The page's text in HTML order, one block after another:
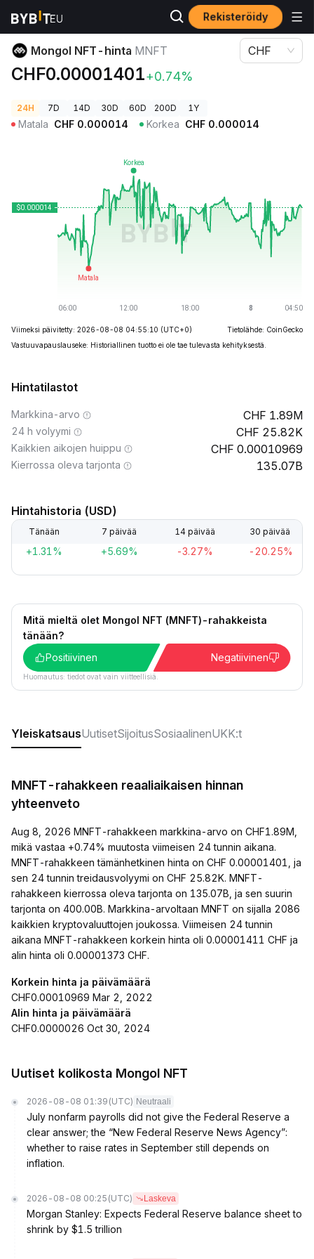
Rekisteröidy
Kryptohinnat Mongol NFT-hinta MNFT
Mongol NFT-hinta MNFT
CHF0.00001401+0.74%
CHF
24H 7D 14D 30D 60D 200D 1Y
Matala CHF 0.000014 Korkea CHF 0.000014
Viimeksi päivitetty: 2026-08-08 04:55:10 (UTC+0)
Tietolähde: CoinGecko
Vastuuvapauslauseke: Historiallinen tuotto ei ole tae tulevasta kehityksestä.
Hintatilastot
Markkina-arvo 1.89M
24 h volyymi 25.82K
Kaikkien aikojen huippu 0.00010969
Kierrossa oleva tarjonta 135.07B
Hintahistoria (USD)
Tänään 7 päivää 14 päivää 30 päivää
+1.31% +5.69% -3.27% -20.25%
Mitä mieltä olet Mongol NFT (MNFT)-rahakkeista
tänään?
Positiivinen
Negatiivinen
Huomautus: tiedot ovat vain viitteellisiä.
YleiskatsausUutisetSijoitusSosiaalinenUKK:t
MNFT-rahakkeen reaaliaikaisen hinnan
yhteenveto
Aug 8, 2026 MNFT-rahakkeen markkina-arvo on CHF1.89M,
mikä vastaa +0.74% muutosta viimeisen 24 tunnin aikana.
MNFT-rahakkeen tämänhetkinen hinta on CHF 0.00001401, ja
sen 24 tunnin treidausvolyymi on CHF 25.82K. MNFT-
rahakkeen kierrossa oleva tarjonta on 135.07B, ja sen suurin
tarjonta on 400.00B. Markkina-arvoltaan MNFT on sijalla 2086
kaikkien kryptovaluuttojen joukossa. Viimeisen 24 tunnin
aikana MNFT-rahakkeen korkein hinta oli 0.00001411 CHF ja
alin hinta oli 0.00001373 CHF.
Korkein hinta ja päivämäärä
CHF0.00010969 Mar 2, 2022
Alin hinta ja päivämäärä
CHF0.0000026 Oct 30, 2024
Uutiset kolikosta Mongol NFT
2026-08-08 01:39 (UTC) Neutraali
July nonfarm payrolls did not give the Federal Reserve a
clear answer; the “New Federal Reserve News Agency”:
whether to raise rates in September still depends on
inflation.
2026-08-08 00:25 (UTC) Laskeva
Morgan Stanley: Expects Federal Reserve balance sheet to
shrink by $1.5 trillion